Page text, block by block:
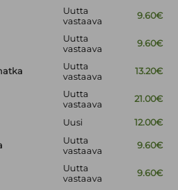
Uutta
vastaava
9.60€
Uutta
vastaava
9.60€
Uutta
vastaava
13.20€
Uutta
vastaava
21.00€
Uusi 12.00€
Uutta
vastaava
9.60€
Uutta
vastaava
9.60€